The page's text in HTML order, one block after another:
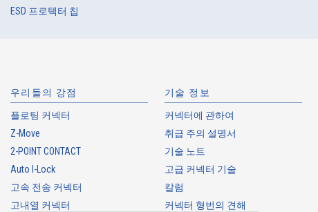
IMSA-10109B-30Y981
ESD 프로텍터 칩
우리들의 강점
플로팅 커넥터
Z-Move
2-POINT CONTACT
Auto I-Lock
고속 전송 커넥터
고내열 커넥터
기술 정보
커넥터에 관하여
취급 주의 설명서
기술 노트
고급 커넥터 기술
칼럼
커넥터 형번의 견해